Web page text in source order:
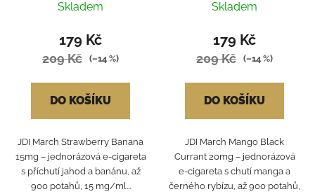
Skladem
179 Kč
209 Kč (–14 %)
DO KOŠÍKU
JDI March Strawberry Banana
15mg – jednorázová e-cigareta
s příchutí jahod a banánu, až
900 potahů, 15 mg/ml...
Skladem
179 Kč
209 Kč (–14 %)
DO KOŠÍKU
JDI March Mango Black
Currant 20mg – jednorázová
e-cigareta s chutí manga a
černého rybízu, až 900 potahů,